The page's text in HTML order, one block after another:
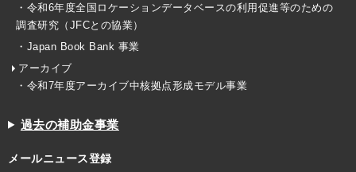
・令和6年度全国ロケーションデータベースの利用促進等のための
調査研究（JFCとの協業）
・Japan Book Bank 事業
アーカイブ
・令和7年度アーカイブ中核拠点形成モデル事業
過去の補助金事業
メールニュース登録